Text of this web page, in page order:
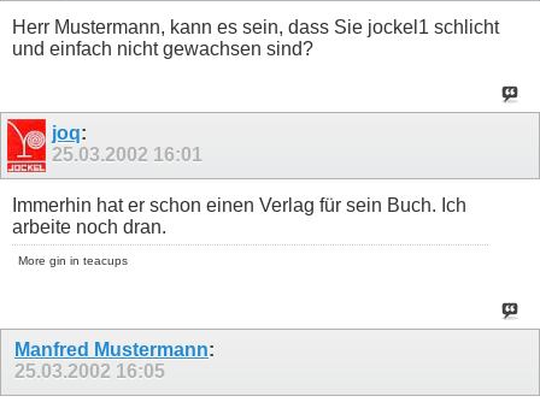
Herr Mustermann, kann es sein, dass Sie jockel1 schlicht
und einfach nicht gewachsen sind?
joq:
25.03.2002 16:01
Immerhin hat er schon einen Verlag für sein Buch. Ich
arbeite noch dran.
More gin in teacups
Manfred Mustermann:
25.03.2002 16:05